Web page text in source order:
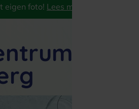
eigen foto! Lees meer
De